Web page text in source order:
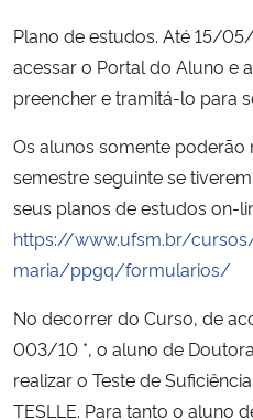
Plano de estudos. Até 15/
acessar o Portal do Aluno e
preencher e tramitá-lo para
Os alunos somente poderão
semestre seguinte se
seus planos de estudos on-
https://www.ufsm.br/
maria/ppgq/formularios/
No decorrer do Curso, de
003/10 *, o aluno de
realizar o Teste de
TESLLE. Para tanto o aluno